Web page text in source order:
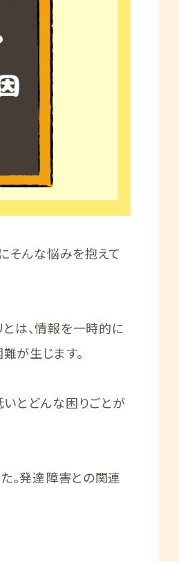
そんな悩みを抱えて
とは、情報を一時的に
が生じます。
いとどんな困りごとが
。発達障害との関連